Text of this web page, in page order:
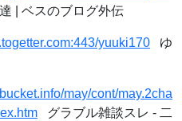
| ベスのブログ外伝
yuuki170 ゆ
may/cont/may.2cha
グラブル雑談スレ - 二